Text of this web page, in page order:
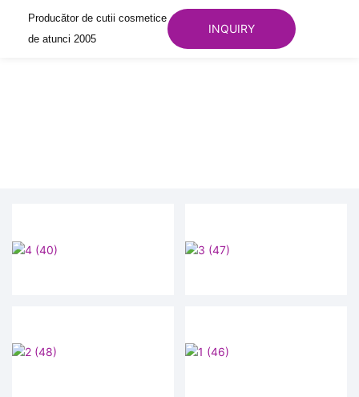
Producător de cutii cosmetice
de atunci 2005
INQUIRY